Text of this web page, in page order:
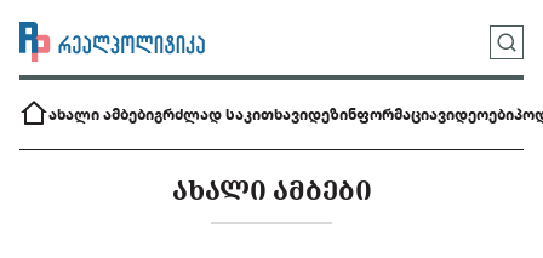
ახალი ამბებიგრძლად საკითხავიდეზინფორმაციავიდეოები
ᲐᲮᲐᲚᲘ ᲐᲛᲑᲔᲑᲘ